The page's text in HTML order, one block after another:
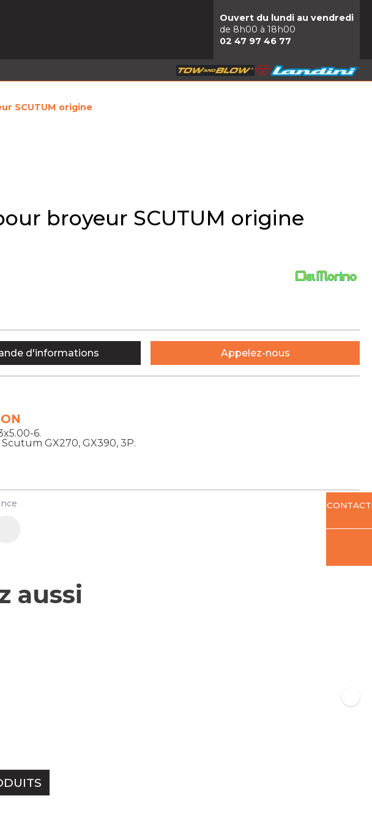
Ouvert du lundi au vendredi
de 8h00 à 18h00
02 47 97 46 77
SCUTUM origine
broyeur SCUTUM origine
6.
GX270, GX390, 3P.
d'informations Appelez-nous
aussi
CONTACT